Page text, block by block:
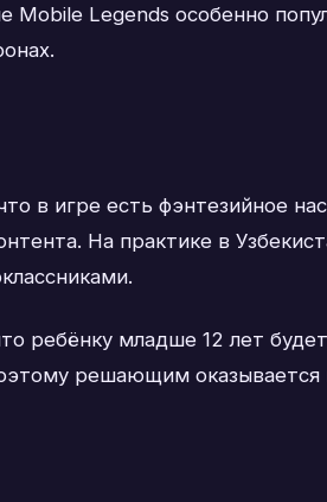
Mobile Legends особенно
в игре есть фэнтезийное
На практике в
ребёнку младше 12 лет
решающим оказывается